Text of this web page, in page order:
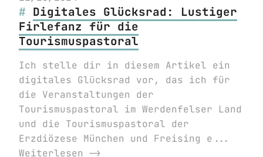
Digitales Glücksrad: Lustiger
Firlefanz für die
Tourismuspastoral
Ich stelle dir in diesem Artikel ein
digitales Glücksrad vor, das ich für
die Veranstaltungen der
Tourismuspastoral im Werdenfelser Land
und die Tourismuspastoral der
Erzdiözese München und Freising e...
Weiterlesen ⟶